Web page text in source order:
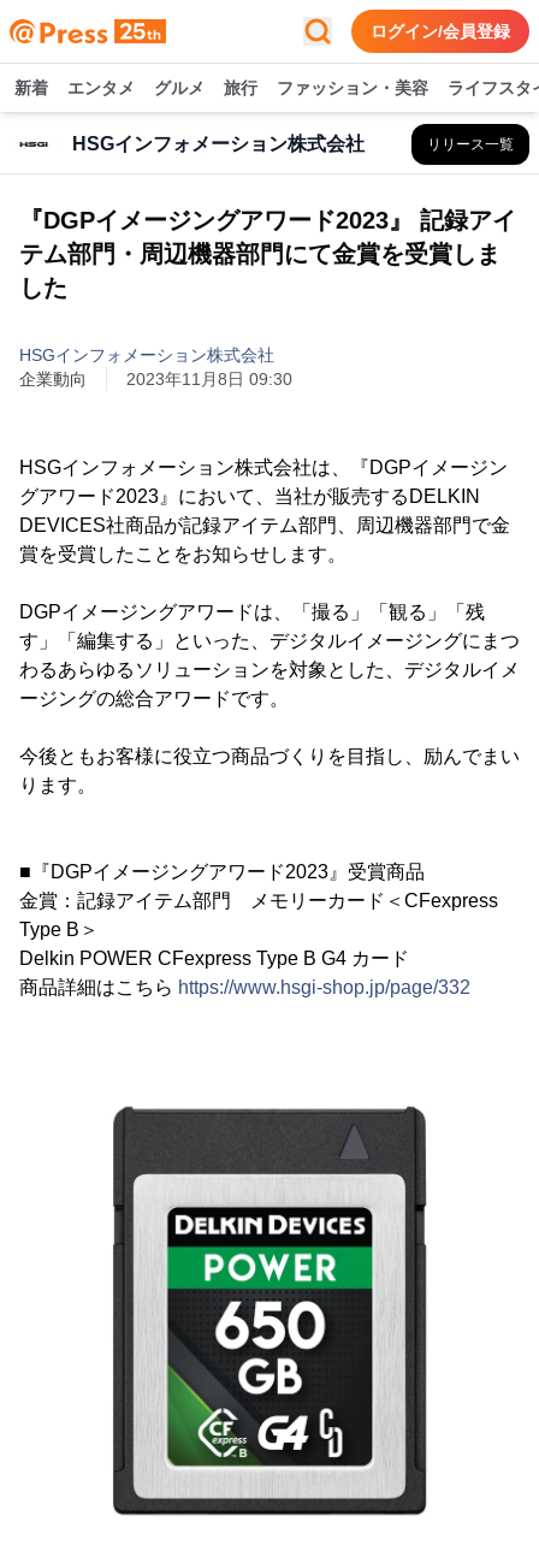
ログイン/会員登録
新着 エンタメ グルメ 旅行 ファッション・美容 ライフスタ
HSGインフォメーション株式会社 リリース一覧
『DGPイメージングアワード2023』 記録アイ
テム部門・周辺機器部門にて金賞を受賞しま
した
HSGインフォメーション株式会社
企業動向
2023年11月8日 09:30
HSGインフォメーション株式会社は、『DGPイメージン
グアワード2023』において、当社が販売するDELKIN
DEVICES社商品が記録アイテム部門、周辺機器部門で金
賞を受賞したことをお知らせします。
DGPイメージングアワードは、「撮る」「観る」「残
す」「編集する」といった、デジタルイメージングにまつ
わるあらゆるソリューションを対象とした、デジタルイメ
ージングの総合アワードです。
今後ともお客様に役立つ商品づくりを目指し、励んでまい
ります。
■『DGPイメージングアワード2023』受賞商品
金賞：記録アイテム部門 メモリーカード＜CFexpress
Type B＞
Delkin POWER CFexpress Type B G4 カード
商品詳細はこちら https://www.hsgi-shop.jp/page/332